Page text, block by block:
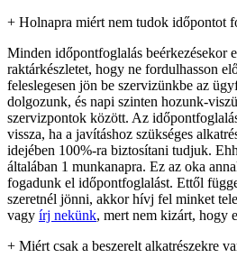
+ Holnapra miért nem tudok időpontot
Minden időpontfoglalás beérkezésekor
raktárkészletet, hogy ne fordulhasson
feleslegesen jön be szervizünkbe az
dolgozunk, és napi szinten hozunk-
szervizpontok között. Az
vissza, ha a javításhoz szükséges
idejében 100%-ra biztosítani tudjuk.
általában 1 munkanapra. Ez az oka
fogadunk el időpontfoglalást. Ettől
szeretnél jönni, akkor hívj fel minket
vagy írj nekünk, mert nem kizárt, hogy
+ Miért csak a beszerelt alkatrészekre